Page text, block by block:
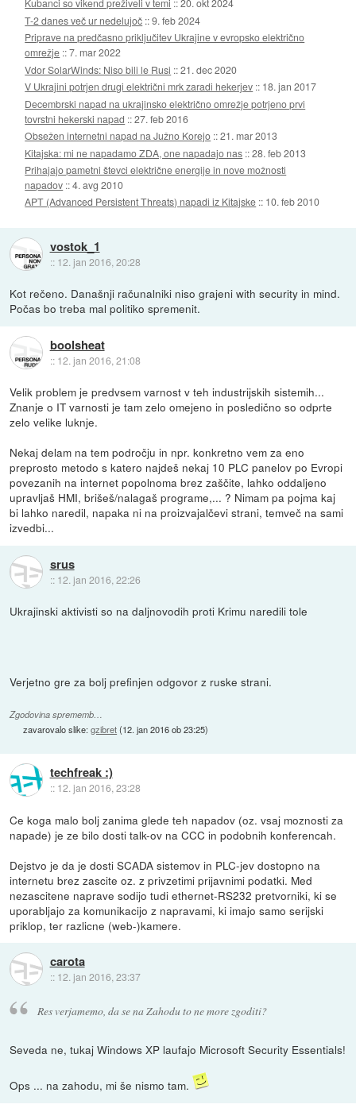
Kubanci so vikend preživeli v temi ::20. okt 2024
T-2 danes več ur nedelujoč ::9. feb 2024
Priprave na predčasno priključitev Ukrajine v evropsko električno
omrežje ::7. mar 2022
Vdor SolarWinds: Niso bili le Rusi ::21. dec 2020
V Ukrajini potrjen drugi električni mrk zaradi hekerjev :: 18. jan 2017
Decembrski napad na ukrajinsko električno omrežje potrjeno prvi
tovrstni hekerski napad ::27. feb 2016
Obsežen internetni napad na Južno Korejo ::21. mar 2013
Kitajska: mi ne napadamo ZDA, one napadajo nas ::28. feb 2013
Prihajajo pametni števci električne energije in nove možnosti
napadov ::4. avg 2010
APT (Advanced Persistent Threats) napadi iz Kitajske :: 10. feb 2010
vostok_1
:: 12. jan 2016, 20:28
Kot rečeno. Današnji računalniki niso grajeni with security in mind.
Počas bo treba mal politiko spremenit.
boolsheat
:: 12. jan 2016, 21:08
Velik problem je predvsem varnost v teh industrijskih sistemih...
Znanje o IT varnosti je tam zelo omejeno in posledično so odprte
zelo velike luknje.
Nekaj delam na tem področju in npr. konkretno vem za eno
preprosto metodo s katero najdeš nekaj 10 PLC panelov po Evropi
povezanih na internet popolnoma brez zaščite, lahko oddaljeno
upravljaš HMI, brišeš/nalagaš programe,... ? Nimam pa pojma kaj
bi lahko naredil, napaka ni na proizvajalčevi strani, temveč na sami
izvedbi...
srus
:: 12. jan 2016, 22:26
Ukrajinski aktivisti so na daljnovodih proti Krimu naredili tole
Verjetno gre za bolj prefinjen odgovor z ruske strani.
Zgodovina sprememb…
zavarovalo slike:gzibret(12. jan 2016 ob 23:25)
techfreak :)
:: 12. jan 2016, 23:28
Ce koga malo bolj zanima glede teh napadov (oz. vsaj moznosti za
napade) je ze bilo dosti talk-ov na CCC in podobnih konferencah.
Dejstvo je da je dosti SCADA sistemov in PLC-jev dostopno na
internetu brez zascite oz. z privzetimi prijavnimi podatki. Med
nezascitene naprave sodijo tudi ethernet-RS232 pretvorniki, ki se
uporabljajo za komunikacijo z napravami, ki imajo samo serijski
priklop, ter razlicne (web-)kamere.
carota
:: 12. jan 2016, 23:37
Res verjamemo, da se na Zahodu to ne more zgoditi?
Seveda ne, tukaj Windows XP laufajo Microsoft Security Essentials!
Ops ... na zahodu, mi še nismo tam.